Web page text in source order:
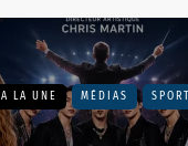
A LA UNE MÉDIAS SPORT